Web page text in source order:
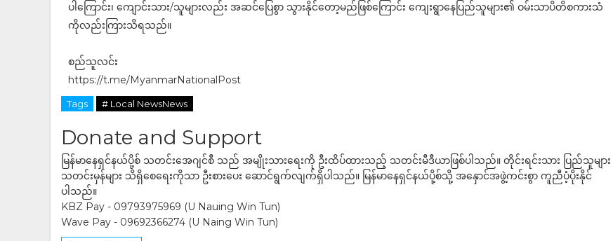
ပါ‌ကြောင်း၊ ကျောင်းသား/သူများလည်း အဆင်ပြေစွာ သွားနိုင်တော့မည်ဖြစ်ကြောင်း ကျေးရွာနေပြည်သူများ၏ ဝမ်းသာပိတိစကားသံ
ကိုလည်းကြားသိရသည်။
စည်သူလင်း
https://t.me/MyanmarNationalPost
Tags # Local NewsNews
Donate and Support
မြန်မာနေရှင်နယ်ပို့စ် သတင်းအေဂျင်စီ သည် အမျိုးသားရေးကို ဦးထိပ်ထားသည့် သတင်းမီဒီယာဖြစ်ပါသည်။ တိုင်းရင်းသား ပြည်သူများ
သတင်းမှန်များ သိရှိစေရေးကိုသာ ဦးစားပေး ဆောင်ရွက်လျက်ရှိပါသည်။ မြန်မာနေရှင်နယ်ပို့စ်သို့ အနှောင်အဖွဲ့ကင်းစွာ ကူညီပံ့ပိုးနိုင်
ပါသည်။
KBZ Pay - 09793975969 (U Nauing Win Tun)
Wave Pay - 09692366274 (U Naing Win Tun)